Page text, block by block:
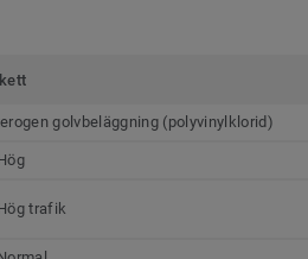
golvbeläggning (polyvinylklorid)
trafik